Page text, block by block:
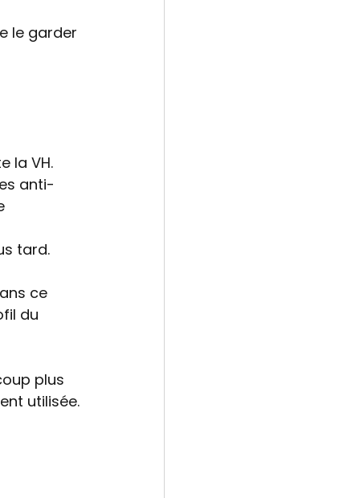
le garder
la VH.
anti-
tard.
ce
du
plus
utilisée.